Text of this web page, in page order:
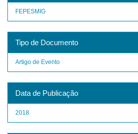
FEPESMIG
Tipo de Documento
Artigo de Evento
Data de Publicação
2018